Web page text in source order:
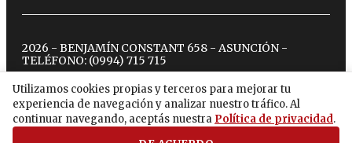
Utilizamos cookies propias y terceros para mejorar tu
experiencia de navegación y analizar nuestro tráfico. Al
continuar navegando, aceptás nuestra Política de privacidad.
2026 - BENJAMÍN CONSTANT 658 - ASUNCIÓN -
TELÉFONO: (0994) 715 715
twitterinstagram
facebook
tiktokyoutubespotify